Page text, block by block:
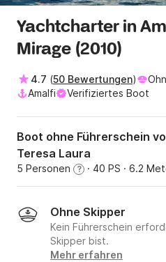
Yachtcharter in
Mirage (2010)
4.7 (50 Bewertungen)
Amalfi
Verifiziertes Boot
Boot ohne Führerschein
Teresa Laura
5 Personen ? · 40 PS · 6.2
Ohne Skipper
Kein Führerschein
Skipper bist.
Mehr erfahren